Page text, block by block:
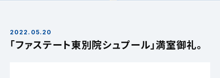
2022.05.20
「ファステート東別院シュプール」満室御礼。